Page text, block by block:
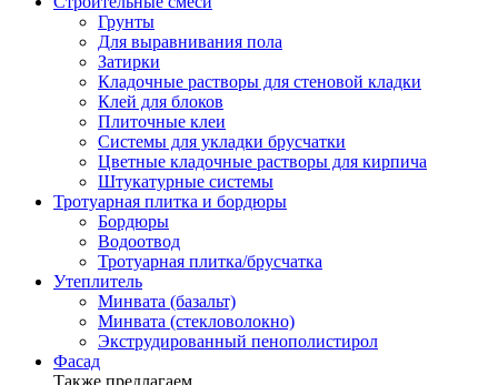
Грунты
Для выравнивания пола
Затирки
Кладочные растворы для стеновой кладки
Клей для блоков
Плиточные клеи
Системы для укладки брусчатки
Цветные кладочные растворы для кирпича
Штукатурные системы
Тротуарная плитка и бордюры
Бордюры
Водоотвод
Тротуарная плитка/брусчатка
Утеплитель
Минвата (базальт)
Минвата (стекловолокно)
Экструдированный пенополистирол
Фасад
Также предлагаем